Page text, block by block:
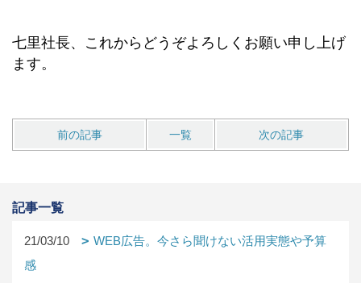
七里社長、これからどうぞよろしくお願い申し上げ
ます。
前の記事 一覧 次の記事
記事一覧
21/03/10
WEB広告。今さら聞けない活用実態や予算
感